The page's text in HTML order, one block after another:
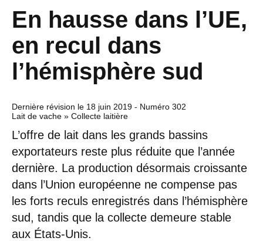
En hausse dans l’UE,
en recul dans
l’hémisphère sud
Dernière révision le 18 juin 2019 - Numéro 302
Lait de vache » Collecte laitière
L’offre de lait dans les grands bassins
exportateurs reste plus réduite que l’année
dernière. La production désormais croissante
dans l’Union européenne ne compense pas
les forts reculs enregistrés dans l’hémisphère
sud, tandis que la collecte demeure stable
aux États-Unis.